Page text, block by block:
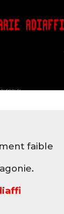
faible